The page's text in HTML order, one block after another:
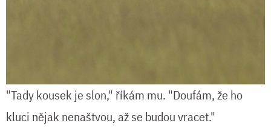
"Tady kousek je slon," říkám mu. "Doufám, že ho
kluci nějak nenaštvou, až se budou vracet."